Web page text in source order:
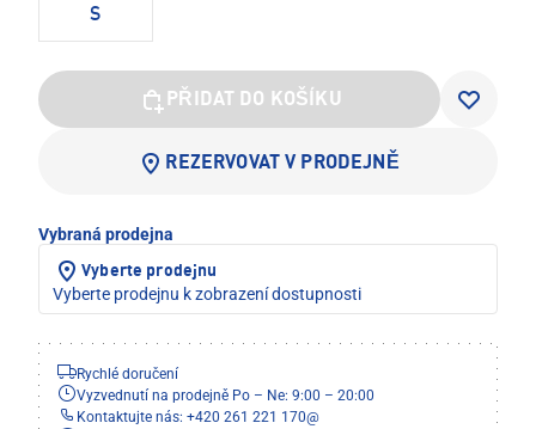
S
PŘIDAT DO KOŠÍKU
REZERVOVAT V PRODEJNĚ
Vybraná prodejna
Vyberte prodejnu
Vyberte prodejnu k zobrazení dostupnosti
Rychlé doručení
Vyzvednutí na prodejně Po – Ne: 9:00 – 20:00
Kontaktujte nás: +420 261 221 170@